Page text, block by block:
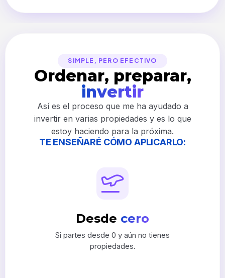
SIMPLE, PERO EFECTIVO
Ordenar, preparar,
invertir
Así es el proceso que me ha ayudado a
invertir en varias propiedades y es lo que
estoy haciendo para la próxima.
TE ENSEÑARÉ CÓMO APLICARLO:
Desde cero
Si partes desde 0 y aún no tienes
propiedades.